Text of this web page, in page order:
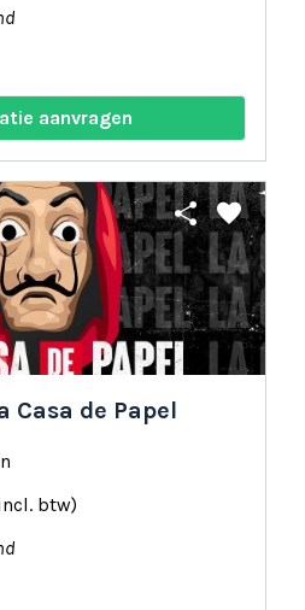
aanvragen
share favorite
Casa de Papel
btw)